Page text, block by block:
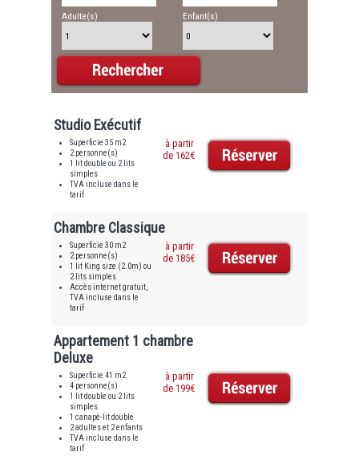
Adulte(s) Enfant(s)
Studio Exécutif
Superficie 35 m2
2 personne(s)
1 lit double ou 2 lits
simples
TVA incluse dans le
tarif
à partir
de 162€
Chambre Classique
Superficie 30 m2
2 personne(s)
1 lit King size (2.0m) ou
2 lits simples
Accès internet gratuit,
TVA incluse dans le
tarif
à partir
de 185€
Appartement 1 chambre
Deluxe
Superficie 41 m2
4 personne(s)
1 lit double ou 2 lits
simples
1 canapé-lit double
2 adultes et 2 enfants
TVA incluse dans le
tarif
à partir
de 199€